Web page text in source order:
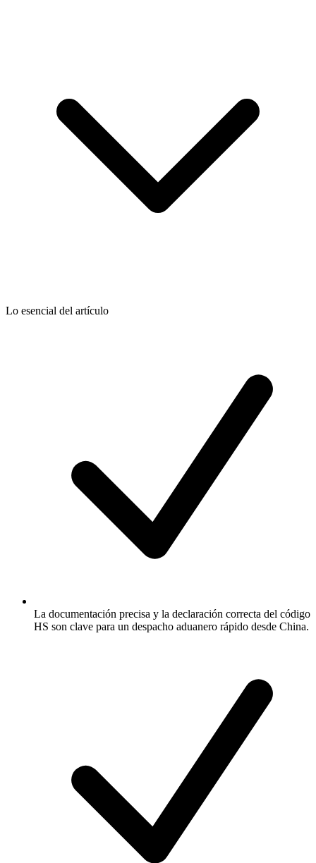
Lo esencial del artículo
La documentación precisa y la declaración correcta del código
HS son clave para un despacho aduanero rápido desde China.